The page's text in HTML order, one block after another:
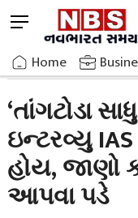
to
content
M
n
u
u
t
o
n
Home
Home»Latest News»
‘તાંગટોડા
ઇન્ટરવ્યુ
હોય, જાણો
આપવા પડે